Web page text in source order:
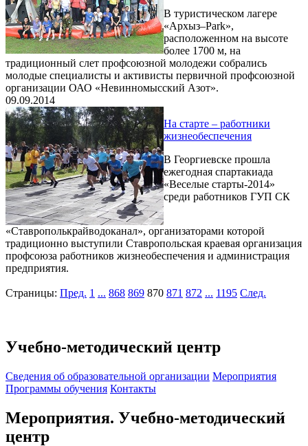
В туристическом лагере
«Архыз–Park»,
расположенном на высоте
более 1700 м, на
традиционный слет профсоюзной молодежи собрались
молодые специалисты и активисты первичной профсоюзной
организации ОАО «Невинномысский Азот».
09.09.2014
На старте – работники
жизнеобеспечения
В Георгиевске прошла
ежегодная спартакиада
«Веселые старты-2014»
среди работников ГУП СК
«Ставрополькрайводоканал», организаторами которой
традиционно выступили Ставропольская краевая организация
профсоюза работников жизнеобеспечения и администрация
предприятия.
Страницы: Пред. 1 ... 868 869 870 871 872 ... 1195 След.
Учебно-методический центр
Cведения об образовательной организации Мероприятия
Программы обучения Контакты
Мероприятия. Учебно-методический
центр